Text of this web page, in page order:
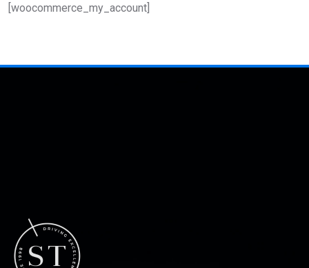
[woocommerce_my_account]